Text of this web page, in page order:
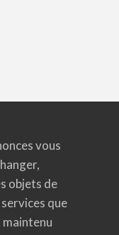
vous
objets de
que
maintenu